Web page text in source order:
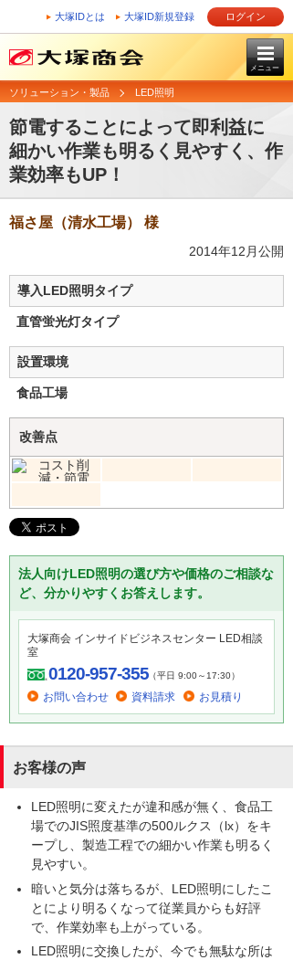
大塚IDとは 大塚ID新規登録 ログイン
メニュー
ソリューション・製品 LED照明
節電することによって即利益に
細かい作業も明るく見やすく、作
業効率もUP！
福さ屋（清水工場） 様
2014年12月公開
導入LED照明タイプ
直管蛍光灯タイプ
設置環境
食品工場
改善点
法人向けLED照明の選び方や価格のご相談な
ど、分かりやすくお答えします。
大塚商会 インサイドビジネスセンター LED相談
室
0120-957-355（平日 9:00～17:30）
お問い合わせ 資料請求 お見積り
お客様の声
LED照明に変えたが違和感が無く、食品工
場でのJIS照度基準の500ルクス（lx）をキ
ープし、製造工程での細かい作業も明るく
見やすい。
暗いと気分は落ちるが、LED照明にしたこ
とにより明るくなって従業員からも好評
で、作業効率も上がっている。
LED照明に交換したが、今でも無駄な所は